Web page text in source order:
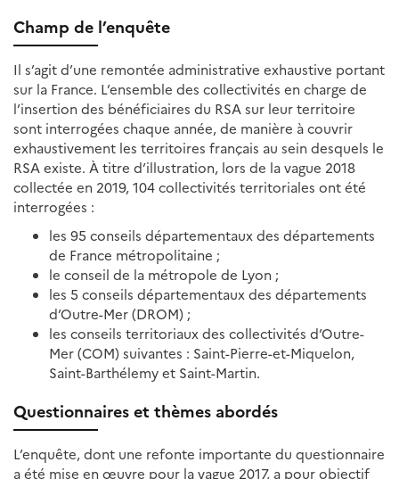
Champ de l’enquête
Il s’agit d’une remontée administrative exhaustive portant
sur la France. L’ensemble des collectivités en charge de
l’insertion des bénéficiaires du RSA sur leur territoire
sont interrogées chaque année, de manière à couvrir
exhaustivement les territoires français au sein desquels le
RSA existe. À titre d’illustration, lors de la vague 2018
collectée en 2019, 104 collectivités territoriales ont été
interrogées :
les 95 conseils départementaux des départements
de France métropolitaine ;
le conseil de la métropole de Lyon ;
les 5 conseils départementaux des départements
d’Outre-Mer (DROM) ;
les conseils territoriaux des collectivités d’Outre-
Mer (COM) suivantes : Saint-Pierre-et-Miquelon,
Saint-Barthélemy et Saint-Martin.
Questionnaires et thèmes abordés
L’enquête, dont une refonte importante du questionnaire
a été mise en œuvre pour la vague 2017, a pour objectif